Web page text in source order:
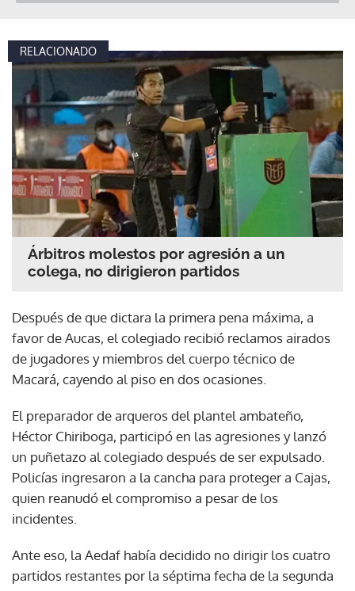
RELACIONADO
Árbitros molestos por agresión a un
colega, no dirigieron partidos
Después de que dictara la primera pena máxima, a
favor de Aucas, el colegiado recibió reclamos airados
de jugadores y miembros del cuerpo técnico de
Macará, cayendo al piso en dos ocasiones.
El preparador de arqueros del plantel ambateño,
Héctor Chiriboga, participó en las agresiones y lanzó
un puñetazo al colegiado después de ser expulsado.
Policías ingresaron a la cancha para proteger a Cajas,
quien reanudó el compromiso a pesar de los
incidentes.
Ante eso, la Aedaf había decidido no dirigir los cuatro
partidos restantes por la séptima fecha de la segunda